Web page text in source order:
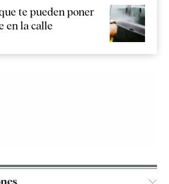
te pueden poner
en la calle